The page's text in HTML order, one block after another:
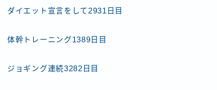
ダイエット宣言をして2931日目
体幹トレーニング1389日目
ジョギング連続3282日目